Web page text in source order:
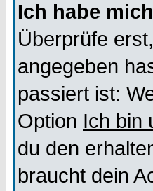
Ich habe
Überprüfe
angegeben
passiert ist:
Option Ich bin
du den
braucht dein